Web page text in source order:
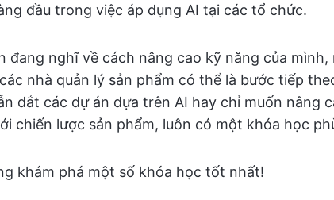
đầu trong việc áp dụng AI tại các tổ chức.
đang nghĩ về cách nâng cao kỹ năng của
nhà quản lý sản phẩm có thể là bước tiếp
dắt các dự án dựa trên AI hay chỉ muốn nâng
chiến lược sản phẩm, luôn có một khóa học
khám phá một số khóa học tốt nhất!